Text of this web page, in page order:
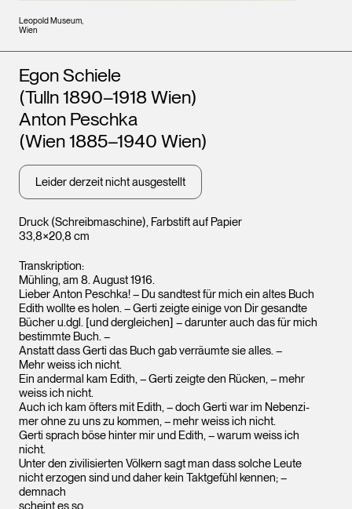
Leopold Museum,
Wien
Druck (Schreibmaschine), Farbstift auf Papier
33,8×20,8 cm
Künstler*innen
Egon Schiele
(Tulln 1890–1918 Wien)
Anton Peschka
(Wien 1885–1940 Wien)
Leider derzeit nicht ausgestellt
Transkription:
Mühling, am 8. August 1916.
Lieber Anton Peschka! – Du sandtest für mich ein altes Buch
Edith wollte es holen. – Gerti zeigte einige von Dir gesandte
Bücher u.dgl. [und dergleichen] – darunter auch das für mich
bestimmte Buch. –
Anstatt dass Gerti das Buch gab verräumte sie alles. –
Mehr weiss ich nicht.
Ein andermal kam Edith, – Gerti zeigte den Rücken, – mehr
weiss ich nicht.
Auch ich kam öfters mit Edith, – doch Gerti war im Nebenzi-
mer ohne zu uns zu kommen, – mehr weiss ich nicht.
Gerti sprach böse hinter mir und Edith, – warum weiss ich
nicht.
Unter den zivilisierten Völkern sagt man dass solche Leute
nicht erzogen sind und daher kein Taktgefühl kennen; –
demnach
scheint es so.